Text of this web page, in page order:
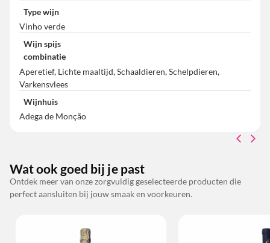
Type wijn
Vinho verde
Wijn spijs
combinatie
Aperetief, Lichte maaltijd, Schaaldieren, Schelpdieren,
Varkensvlees
Wijnhuis
Adega de Monção
Wat ook goed bij je past
Ontdek meer van onze zorgvuldig geselecteerde producten die
perfect aansluiten bij jouw smaak en voorkeuren.